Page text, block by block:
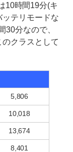
10時間19分(キ
テリモードな
30分なので、
クラスとして
5,806
10,018
13,674
8,401